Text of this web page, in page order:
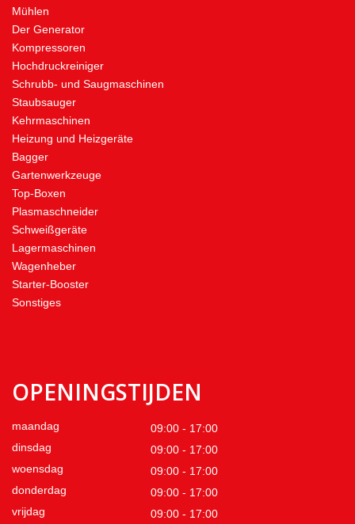
Mühlen
Der Generator
Kompressoren
Hochdruckreiniger
Schrubb- und Saugmaschinen
Staubsauger
Kehrmaschinen
Heizung und Heizgeräte
Bagger
Gartenwerkzeuge
Top-Boxen
Plasmaschneider
Schweißgeräte
Lagermaschinen
Wagenheber
Starter-Booster
Sonstiges
OPENINGSTIJDEN
maandag
09:00 - 17:00
dinsdag
09:00 - 17:00
woensdag
09:00 - 17:00
donderdag
09:00 - 17:00
vrijdag
09:00 - 17:00